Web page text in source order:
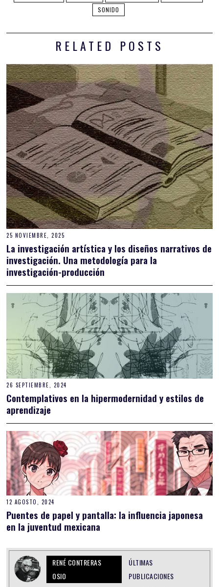
SONIDO
RELATED POSTS
25 NOVIEMBRE, 2025
La investigación artística y los diseños narrativos de
investigación. Una metodología para la
investigación-producción
26 SEPTIEMBRE, 2024
Contemplativos en la hipermodernidad y estilos de
aprendizaje
12 AGOSTO, 2024
Puentes de papel y pantalla: la influencia japonesa
en la juventud mexicana
RENÉ CONTRERAS
OSIO
ÚLTIMAS
PUBLICACIONES